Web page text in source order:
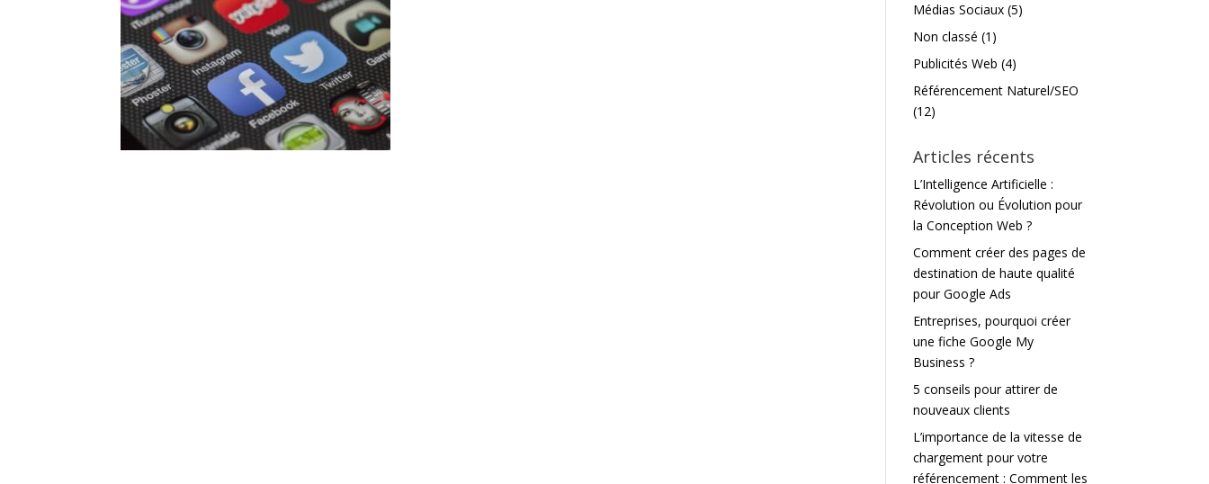
Médias Sociaux (5)
Non classé (1)
Publicités Web (4)
Référencement Naturel/SEO
(12)
Articles récents
L’Intelligence Artificielle :
Révolution ou Évolution pour
la Conception Web ?
Comment créer des pages de
destination de haute qualité
pour Google Ads
Entreprises, pourquoi créer
une fiche Google My
Business ?
5 conseils pour attirer de
nouveaux clients
L’importance de la vitesse de
chargement pour votre
référencement : Comment les